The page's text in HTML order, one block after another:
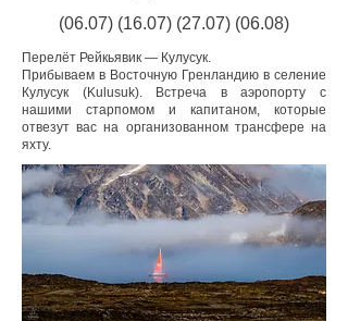
(06.07) (16.07) (27.07) (06.08)
Перелёт Рейкьявик — Кулусук.
Прибываем в Восточную Гренландию в селение
Кулусук (Kulusuk). Встреча в аэропорту c
нашими старпомом и капитаном, которые
отвезут вас на организованном трансфере на
яхту.